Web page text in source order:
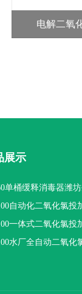
电解二氧
展示
单桶缓释消毒器潍
自动化二氧化氯投
一体式二氧化氯投
水厂全自动二氧化